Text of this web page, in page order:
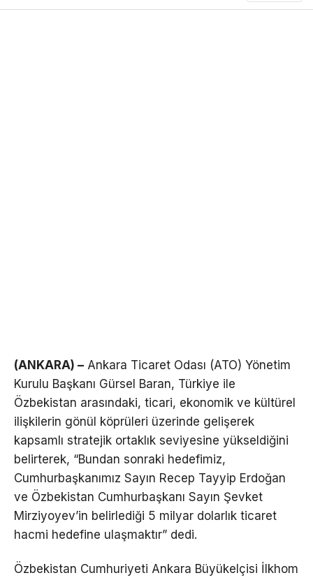
(ANKARA) – Ankara Ticaret Odası (ATO) Yönetim
Kurulu Başkanı Gürsel Baran, Türkiye ile
Özbekistan arasındaki, ticari, ekonomik ve kültürel
ilişkilerin gönül köprüleri üzerinde gelişerek
kapsamlı stratejik ortaklık seviyesine yükseldiğini
belirterek, “Bundan sonraki hedefimiz,
Cumhurbaşkanımız Sayın Recep Tayyip Erdoğan
ve Özbekistan Cumhurbaşkanı Sayın Şevket
Mirziyoyev’in belirlediği 5 milyar dolarlık ticaret
hacmi hedefine ulaşmaktır” dedi.
Özbekistan Cumhuriyeti Ankara Büyükelçisi İlkhom